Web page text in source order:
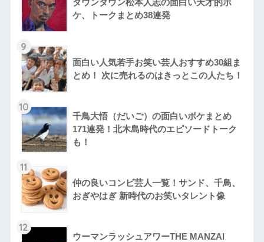
ケ、トークまとめ38連発
9
面白い人気若手お笑い芸人おすすめ30組ま
とめ！ 次に売れるのはきっとこの人たち！
10
千鳥大悟（だいご）の面白いボケまとめ
171連発！北木島時代のエピソードトーク
も！
11
仲の良いコンビ芸人一覧！サンド、千鳥、
おぎやはぎ 新時代のお笑いタレント像
12
ウーマンラッシュアワーTHE MANZAI